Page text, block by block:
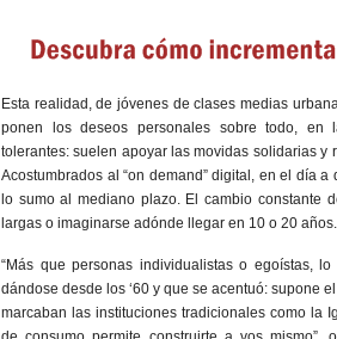
Esta realidad, de jóvenes de clases medias
ponen los deseos personales sobre todo, en
tolerantes: suelen apoyar las movidas solidarias y
Acostumbrados al “on demand” digital, en el día
lo sumo al mediano plazo. El cambio constante
largas o imaginarse adónde llegar en 10 o 20 años.
“Más que personas individualistas o egoístas,
dándose desde los ‘60 y que se acentuó: supone
marcaban las instituciones tradicionales como la